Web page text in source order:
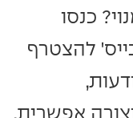
כנסו
להצטרף
אפשרית.